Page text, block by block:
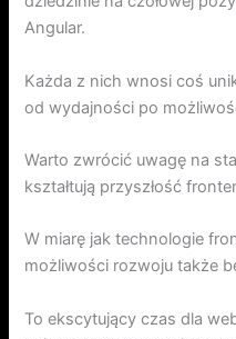
Angular.
Każda z nich wnosi coś
od wydajności po
Warto zwrócić uwagę na
kształtują przyszłość
W miarę jak technologie
możliwości rozwoju także
To ekscytujący czas dla